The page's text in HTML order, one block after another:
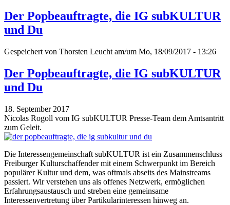
Der Popbeauftragte, die IG subKULTUR
und Du
Gespeichert von Thorsten Leucht am/um Mo, 18/09/2017 - 13:26
Der Popbeauftragte, die IG subKULTUR
und Du
18. September 2017
Nicolas Rogoll vom IG subKULTUR Presse-Team dem Amtsantritt
zum Geleit.
Die Interessengemeinschaft subKULTUR ist ein Zusammenschluss
Freiburger Kulturschaffender mit einem Schwerpunkt im Bereich
populärer Kultur und dem, was oftmals abseits des Mainstreams
passiert. Wir verstehen uns als offenes Netzwerk, ermöglichen
Erfahrungsaustausch und streben eine gemeinsame
Interessenvertretung über Partikularinteressen hinweg an.